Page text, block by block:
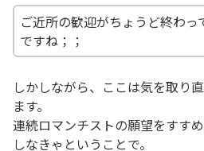
ご近所の歓迎がちょうど終わっ
ですね；；
しかしながら、ここは気を取り
ます。
連続ロマンチストの願望をすす
しなきゃということで。